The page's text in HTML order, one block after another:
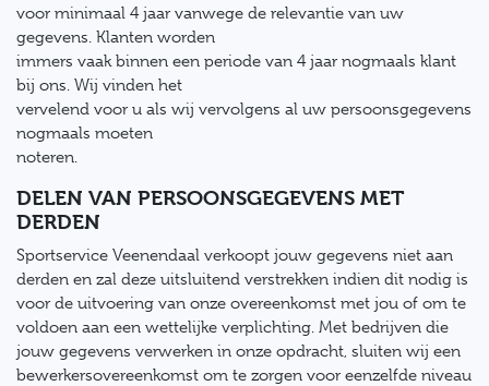
voor minimaal 4 jaar vanwege de relevantie van uw
gegevens. Klanten worden
immers vaak binnen een periode van 4 jaar nogmaals klant
bij ons. Wij vinden het
vervelend voor u als wij vervolgens al uw persoonsgegevens
nogmaals moeten
noteren.
DELEN VAN PERSOONSGEGEVENS MET
DERDEN
Sportservice Veenendaal verkoopt jouw gegevens niet aan
derden en zal deze uitsluitend verstrekken indien dit nodig is
voor de uitvoering van onze overeenkomst met jou of om te
voldoen aan een wettelijke verplichting. Met bedrijven die
jouw gegevens verwerken in onze opdracht, sluiten wij een
bewerkersovereenkomst om te zorgen voor eenzelfde niveau